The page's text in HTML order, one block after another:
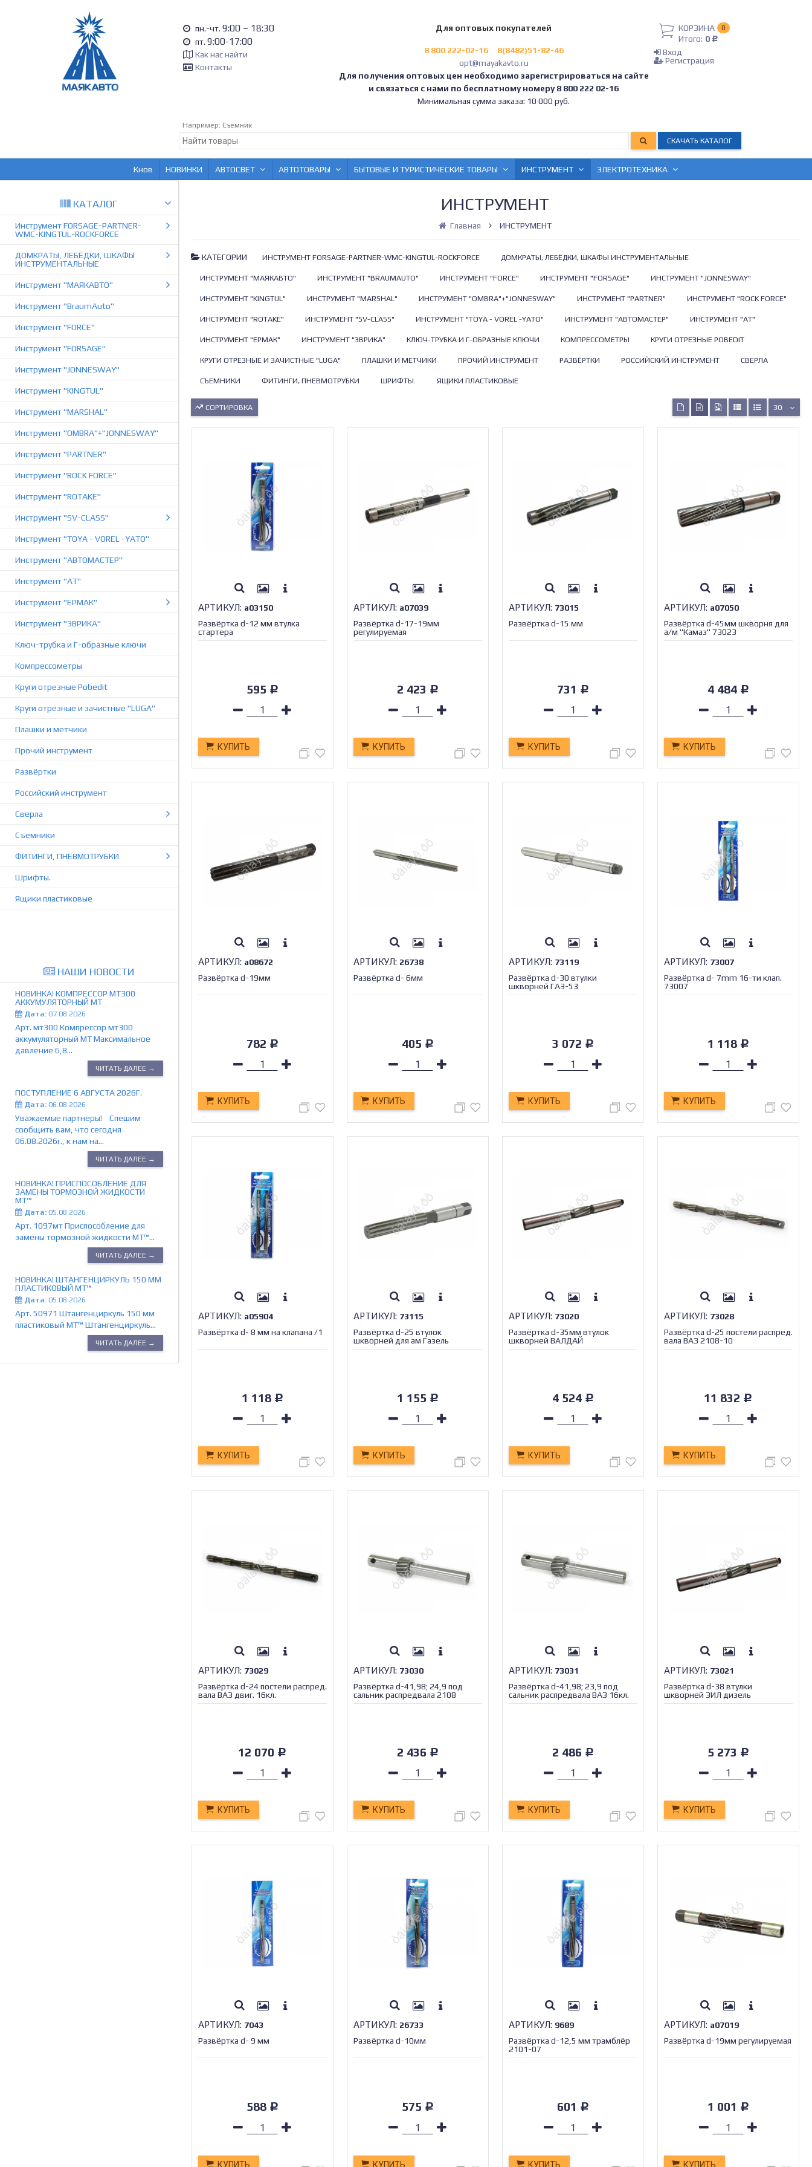
пн.-чт. 9:00 – 18:30
пт. 9:00-17:00
Как нас найти
Контакты
Для оптовых покупателей
8 800 222-02-16
8(8482)51-82-46
opt@mayakavto.ru
Для получения оптовых цен необходимо зарегистрироваться на сайте
и связаться с нами по бесплатному номеру 8 800 222 02-16
Минимальная сумма заказа: 10 000 руб.
КОРЗИНА 0
Итого: 0 Р
Вход
Регистрация
Например: Съёмник
СКАЧАТЬ КАТАЛОГ
Кнов НОВИНКИ АВТОСВЕТ АВТОТОВАРЫ БЫТОВЫЕ И ТУРИСТИЧЕСКИЕ ТОВАРЫ ИНСТРУМЕНТ ЭЛЕКТРОТЕХНИКА
КАТАЛОГ
Инструмент FORSAGE-PARTNER-
WMC-KINGTUL-ROCKFORCE
ДОМКРАТЫ, ЛЕБЁДКИ, ШКАФЫ
ИНСТРУМЕНТАЛЬНЫЕ
Инструмент "МАЯКАВТО"
Инструмент "BraumAuto"
Инструмент "FORCE"
Инструмент "FORSAGE"
Инструмент "JONNESWAY"
Инструмент "KINGTUL"
Инструмент "MARSHAL"
Инструмент "OMBRA"+"JONNESWAY"
Инструмент "PARTNER"
Инструмент "ROCK FORCE"
Инструмент "ROTAKE"
Инструмент "SV-СLASS"
Инструмент "TOYA - VOREL -YATO"
Инструмент "АВТОМАСТЕР"
Инструмент "АТ"
Инструмент "ЕРМАК"
Инструмент "ЭВРИКА"
Ключ-трубка и Г-образные ключи
Компрессометры
Круги отрезные Pobedit
Круги отрезные и зачистные "LUGA"
Плашки и метчики
Прочий инструмент
Развёртки
Российский инструмент
Сверла
Съемники
ФИТИНГИ, ПНЕВМОТРУБКИ
Шрифты.
Ящики пластиковые
НАШИ НОВОСТИ
НОВИНКА! КОМПРЕССОР МТ300
АККУМУЛЯТОРНЫЙ МТ
Дата: 07.08.2026
Арт. мт300 Компрессор мт300
аккумуляторный МТ Максимальное
давление 6,8...
ЧИТАТЬ ДАЛЕЕ →
ПОСТУПЛЕНИЕ 6 АВГУСТА 2026Г.
Дата: 06.08.2026
Уважаемые партнеры! Спешим
сообщить вам, что сегодня
06.08.2026г., к нам на...
ЧИТАТЬ ДАЛЕЕ →
НОВИНКА! ПРИСПОСОБЛЕНИЕ ДЛЯ
ЗАМЕНЫ ТОРМОЗНОЙ ЖИДКОСТИ
МТ™
Дата: 05.08.2026
Арт. 1097мт Приспособление для
замены тормозной жидкости МТ™...
ЧИТАТЬ ДАЛЕЕ →
НОВИНКА! ШТАНГЕНЦИРКУЛЬ 150 ММ
ПЛАСТИКОВЫЙ MT™
Дата: 05.08.2026
Арт. 50971 Штангенциркуль 150 мм
пластиковый MT™ Штангенциркуль...
ЧИТАТЬ ДАЛЕЕ →
ИНСТРУМЕНТ
Главная ИНСТРУМЕНТ
КАТЕГОРИИ ИНСТРУМЕНТ FORSAGE-PARTNER-WMC-KINGTUL-ROCKFORCE ДОМКРАТЫ, ЛЕБЁДКИ, ШКАФЫ ИНСТРУМЕНТАЛЬНЫЕ
ИНСТРУМЕНТ "МАЯКАВТО" ИНСТРУМЕНТ "BRAUMAUTO" ИНСТРУМЕНТ "FORCE" ИНСТРУМЕНТ "FORSAGE" ИНСТРУМЕНТ "JONNESWAY"
ИНСТРУМЕНТ "KINGTUL" ИНСТРУМЕНТ "MARSHAL" ИНСТРУМЕНТ "OMBRA"+"JONNESWAY" ИНСТРУМЕНТ "PARTNER" ИНСТРУМЕНТ "ROCK FORCE"
ИНСТРУМЕНТ "ROTAKE" ИНСТРУМЕНТ "SV-СLASS" ИНСТРУМЕНТ "TOYA - VOREL -YATO" ИНСТРУМЕНТ "АВТОМАСТЕР" ИНСТРУМЕНТ "АТ"
ИНСТРУМЕНТ "ЕРМАК" ИНСТРУМЕНТ "ЭВРИКА" КЛЮЧ-ТРУБКА И Г-ОБРАЗНЫЕ КЛЮЧИ КОМПРЕССОМЕТРЫ КРУГИ ОТРЕЗНЫЕ POBEDIT
КРУГИ ОТРЕЗНЫЕ И ЗАЧИСТНЫЕ "LUGA" ПЛАШКИ И МЕТЧИКИ ПРОЧИЙ ИНСТРУМЕНТ РАЗВЁРТКИ РОССИЙСКИЙ ИНСТРУМЕНТ СВЕРЛА
СЪЕМНИКИ ФИТИНГИ, ПНЕВМОТРУБКИ ШРИФТЫ. ЯЩИКИ ПЛАСТИКОВЫЕ
СОРТИРОВКА 30
АРТИКУЛ: а03150
Развёртка d-12 мм втулка
стартера
595 Р
КУПИТЬ
АРТИКУЛ: а07039
Развёртка d-17-19мм
регулируемая
2 423 Р
КУПИТЬ
АРТИКУЛ: 73015
Развёртка d-15 мм
731 Р
КУПИТЬ
АРТИКУЛ: а07050
Развёртка d-45мм шкворня для
а/м "Камаз" 73023
4 484 Р
КУПИТЬ
АРТИКУЛ: а08672
Развёртка d-19мм
782 Р
КУПИТЬ
АРТИКУЛ: 26738
Развёртка d- 6мм
405 Р
КУПИТЬ
АРТИКУЛ: 73119
Развёртка d-30 втулки
шкворней ГАЗ-53
3 072 Р
КУПИТЬ
АРТИКУЛ: 73007
Развёртка d- 7mm 16-ти клап.
73007
1 118 Р
КУПИТЬ
АРТИКУЛ: а05904
Развёртка d- 8 мм на клапана /1
1 118 Р
КУПИТЬ
АРТИКУЛ: 73115
Развёртка d-25 втулок
шкворней для ам Газель
укороченная
1 155 Р
КУПИТЬ
АРТИКУЛ: 73020
Развёртка d-35мм втулок
шкворней ВАЛДАЙ
4 524 Р
КУПИТЬ
АРТИКУЛ: 73028
Развёртка d-25 постели распред.
вала ВАЗ 2108-10
11 832 Р
КУПИТЬ
АРТИКУЛ: 73029
Развёртка d-24 постели распред.
вала ВАЗ двиг. 16кл.
12 070 Р
КУПИТЬ
АРТИКУЛ: 73030
Развёртка d-41,98; 24,9 под
сальник распредвала 2108
2 436 Р
КУПИТЬ
АРТИКУЛ: 73031
Развёртка d-41,98; 23,9 под
сальник распредвала ВАЗ 16кл.
2 486 Р
КУПИТЬ
АРТИКУЛ: 73021
Развёртка d-38 втулки
шкворней ЗИЛ дизель
5 273 Р
КУПИТЬ
АРТИКУЛ: 7043
Развёртка d- 9 мм
588 Р
КУПИТЬ
АРТИКУЛ: 26733
Развёртка d-10мм
575 Р
КУПИТЬ
АРТИКУЛ: 9689
Развёртка d-12,5 мм трамблёр
2101-07
601 Р
КУПИТЬ
АРТИКУЛ: а07019
Развёртка d-19мм регулируемая
1 001 Р
КУПИТЬ